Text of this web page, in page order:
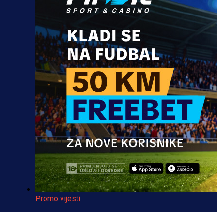
Promo vijesti